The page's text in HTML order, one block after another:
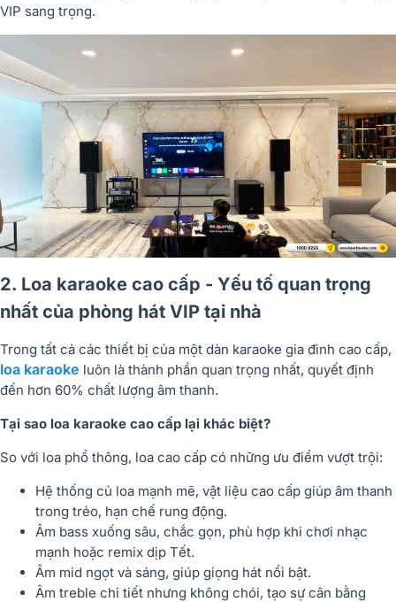
VIP sang trọng.
2. Loa karaoke cao cấp - Yếu tố quan trọng
nhất của phòng hát VIP tại nhà
Trong tất cả các thiết bị của một dàn karaoke gia đình cao cấp,
loa karaoke luôn là thành phần quan trọng nhất, quyết định
đến hơn 60% chất lượng âm thanh.
Tại sao loa karaoke cao cấp lại khác biệt?
So với loa phổ thông, loa cao cấp có những ưu điểm vượt trội:
Hệ thống củ loa mạnh mẽ, vật liệu cao cấp giúp âm thanh
trong trẻo, hạn chế rung động.
Âm bass xuống sâu, chắc gọn, phù hợp khi chơi nhạc
mạnh hoặc remix dịp Tết.
Âm mid ngọt và sáng, giúp giọng hát nổi bật.
Âm treble chi tiết nhưng không chói, tạo sự cân bằng